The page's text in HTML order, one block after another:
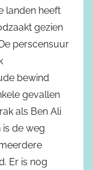
landen heeft
gezien
perscensuur
bewind
gevallen
als Ben Ali
is de weg
Er is nog